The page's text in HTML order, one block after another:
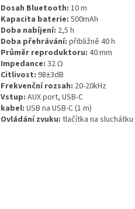
Dosah Bluetooth: 10 m
Kapacita baterie: 500mAh
Doba nabíjení: 2,5 h
Doba přehrávání: přibližně 40 h
Průměr reproduktoru: 40 mm
Impedance: 32 Ω
Citlivost: 98±3dB
Frekvenční rozsah: 20-20kHz
Vstup: AUXport, USB-C
kabel: USB na USB-C(1 m)
Ovládání zvuku: tlačítka na sluchátku